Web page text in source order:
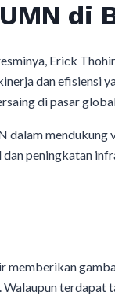
di
Erick
dan efisiensi
di pasar
mendukung
peningkatan
terdapat